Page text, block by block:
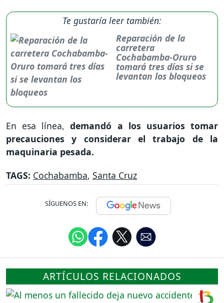
Te gustaría leer también:
Reparación de la
carretera
Cochabamba-Oruro
tomará tres días si se
levantan los bloqueos
En esa línea,demandó a los usuarios tomar
precauciones y considerar el trabajo de la
maquinaria pesada.
TAGS: Cochabamba, Santa Cruz
SÍGUENOS EN:
ARTÍCULOS RELACIONADOS